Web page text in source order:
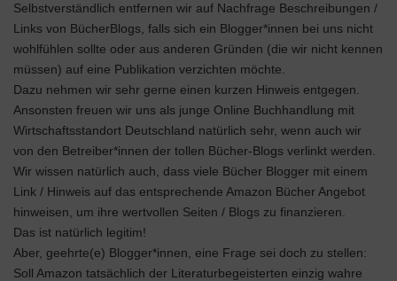
Selbstverständlich entfernen wir auf Nachfrage Beschreibungen /
Links von BücherBlogs, falls sich ein Blogger*innen bei uns nicht
wohlfühlen sollte oder aus anderen Gründen (die wir nicht kennen
müssen) auf eine Publikation verzichten möchte.
Dazu nehmen wir sehr gerne einen kurzen Hinweis entgegen.
Ansonsten freuen wir uns als junge Online Buchhandlung mit
Wirtschaftsstandort Deutschland natürlich sehr, wenn auch wir
von den Betreiber*innen der tollen Bücher-Blogs verlinkt werden.
Wir wissen natürlich auch, dass viele Bücher Blogger mit einem
Link / Hinweis auf das entsprechende Amazon Bücher Angebot
hinweisen, um ihre wertvollen Seiten / Blogs zu finanzieren.
Das ist natürlich legitim!
Aber, geehrte(e) Blogger*innen, eine Frage sei doch zu stellen:
Soll Amazon tatsächlich der Literaturbegeisterten einzig wahre